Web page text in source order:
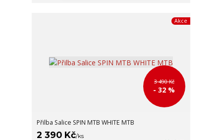
Akce
3 490 Kč
- 32 %
Přilba Salice SPIN MTB WHITE MTB
2 390 Kč/ks